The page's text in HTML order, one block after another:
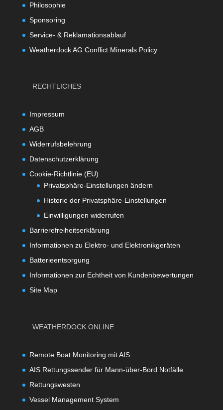
Philosophie
Sponsoring
Service- & Reklamationsablauf
Weatherdock AG Conflict Minerals Policy
RECHTLICHES
Impressum
AGB
Widerrufsbelehrung
Datenschutzerklärung
Cookie-Richtlinie (EU)
Privatsphäre-Einstellungen ändern
Historie der Privatsphäre-Einstellungen
Einwilligungen widerrufen
Barrierefreiheitserklärung
Informationen zu Elektro- und Elektronikgeräten
Batterieentsorgung
Informationen zur Echtheit von Kundenbewertungen
Site Map
WEATHERDOCK ONLINE
Remote Boat Monitoring mit AIS
AIS Rettungssender für Mann-über-Bord Notfälle
Rettungswesten
Vessel Management System